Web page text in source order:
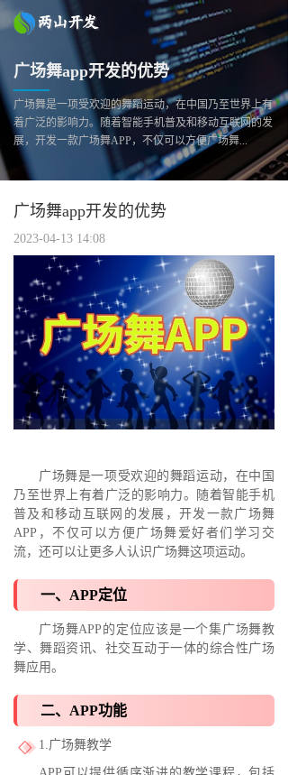
广场舞app开发的优势
广场舞是一项受欢迎的舞蹈运动，在中国乃至世界上有
着广泛的影响力。随着智能手机普及和移动互联网的发
展，开发一款广场舞APP，不仅可以方便广场舞...
广场舞app开发的优势
2023-04-13 14:08
广场舞是一项受欢迎的舞蹈运动，在中国
乃至世界上有着广泛的影响力。随着智能手机
普及和移动互联网的发展，开发一款广场舞
APP，不仅可以方便广场舞爱好者们学习交
流，还可以让更多人认识广场舞这项运动。
一、APP定位
广场舞APP的定位应该是一个集广场舞教
学、舞蹈资讯、社交互动于一体的综合性广场
舞应用。
二、APP功能
1.广场舞教学